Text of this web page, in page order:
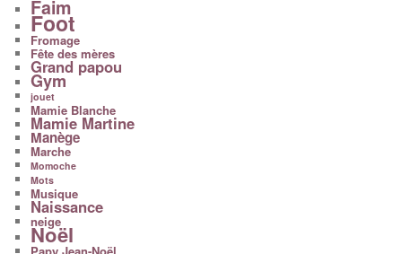
Faim
Foot
Fromage
Fête des mères
Grand papou
Gym
jouet
Mamie Blanche
Mamie Martine
Manège
Marche
Momoche
Mots
Musique
Naissance
neige
Noël
Papy Jean-Noël